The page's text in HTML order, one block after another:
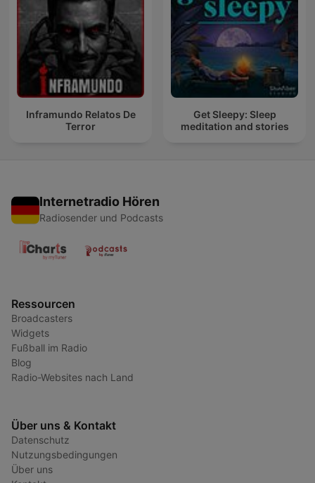
Inframundo Relatos De
Terror
Get Sleepy: Sleep
meditation and stories
Internetradio Hören
Radiosender und Podcasts
Ressourcen
Broadcasters
Widgets
Fußball im Radio
Blog
Radio-Websites nach Land
Über uns & Kontakt
Datenschutz
Nutzungsbedingungen
Über uns